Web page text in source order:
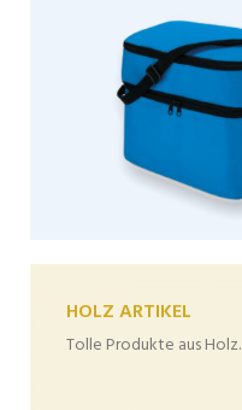
HOLZ ARTIKEL
Tolle Produkte aus Holz.